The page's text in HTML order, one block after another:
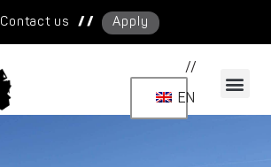
Contact us / / Apply
//
EN